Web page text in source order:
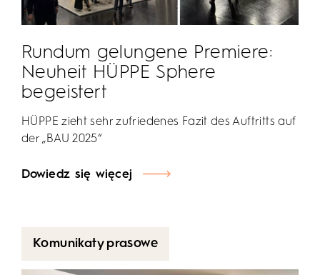
Rundum gelungene Premiere:
Neuheit HÜPPE Sphere
begeistert
HÜPPE zieht sehr zufriedenes Fazit des Auftritts auf
der „BAU 2025“
Dowiedz się więcej
Komunikaty prasowe